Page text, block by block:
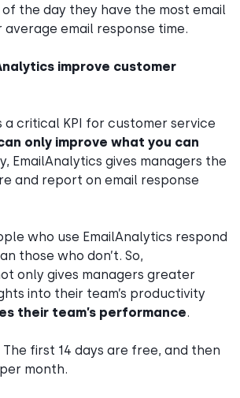
the day they have the most email
email response time.
improve customer
a critical KPI for customer service
only improve what you can
EmailAnalytics gives managers the
and report on email response
who use EmailAnalytics respond
those who don’t. So,
only gives managers greater
into their team’s productivity
their team’s performance.
The first 14 days are free, and then
month.